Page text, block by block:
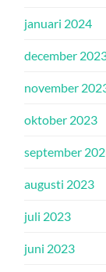
januari 2024
december
november
oktober 2023
september
augusti 2023
juli 2023
juni 2023